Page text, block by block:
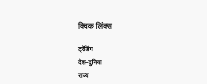
क्विक लिंक्स
ट्रेंडिंग
देश-दुनिया
राज्य